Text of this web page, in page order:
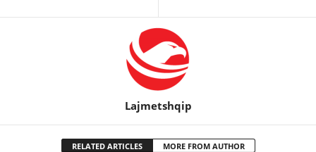
Lajmetshqip
RELATED ARTICLES MORE FROM AUTHOR